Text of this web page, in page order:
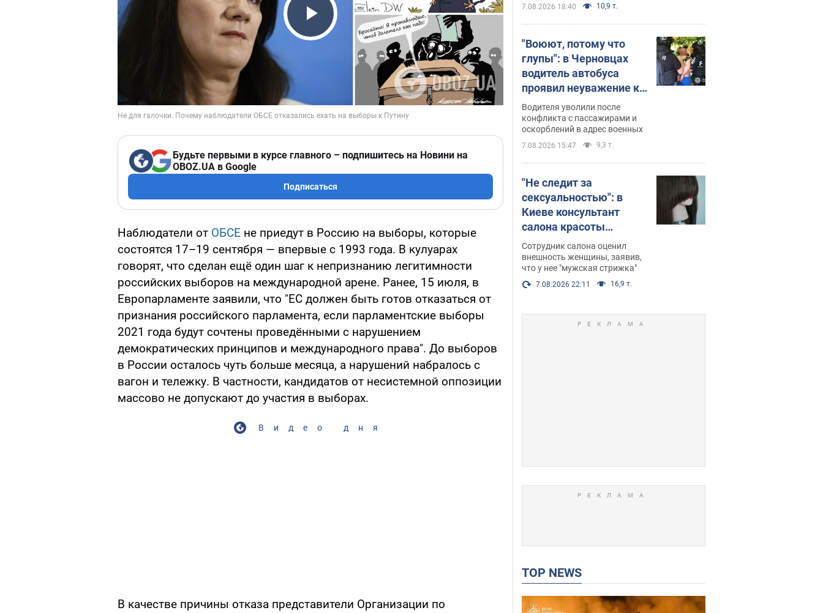
Play Video
Будьте первыми в курсе главного – подпишитесь на Новини на
OBOZ.UA в Google
Подписаться
Наблюдатели от ОБСЕ не приедут в Россию на выборы, которые
состоятся 17–19 сентября — впервые с 1993 года. В кулуарах
говорят, что сделан ещё один шаг к непризнанию легитимности
российских выборов на международной арене. Ранее, 15 июля, в
Европарламенте заявили, что "ЕС должен быть готов отказаться от
признания российского парламента, если парламентские выборы
2021 года будут сочтены проведёнными с нарушением
демократических принципов и международного права". До выборов
в России осталось чуть больше месяца, а нарушений набралось с
вагон и тележку. В частности, кандидатов от несистемной оппозиции
массово не допускают до участия в выборах.
Видео дня
В качестве причины отказа представители Организации по
7.08.2026 18:40 10,9 т.
"Воюют, потому что
глупы": в Черновцах
водитель автобуса
проявил неуважение к
украинским военным и
поплатился за это.
Видео
Водителя уволили после
конфликта с пассажирами и
оскорблений в адрес военных
7.08.2026 15:47 9,3 т.
"Не следит за
сексуальностью": в
Киеве консультант
салона красоты
оскорбил женщину
после химиотерапии,
разгорелся скандал.
Фото
Сотрудник салона оценил
внешность женщины, заявив,
что у нее "мужская стрижка"
7.08.2026 22:11 16,9 т.
TOP NEWS